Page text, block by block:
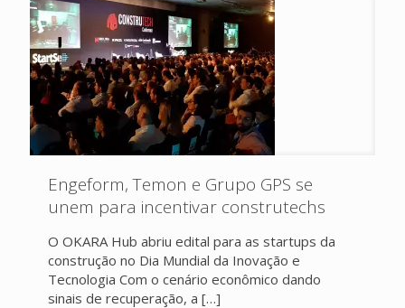
Engeform, Temon e Grupo GPS se
unem para incentivar construtechs
O OKARA Hub abriu edital para as startups da
construção no Dia Mundial da Inovação e
Tecnologia Com o cenário econômico dando
sinais de recuperação, a […]